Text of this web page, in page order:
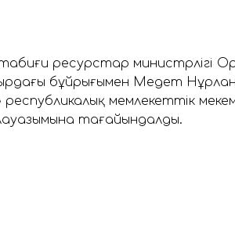
табиғи ресурстар
бұйрығымен Медет
мемлекеттік
тағайындалды.